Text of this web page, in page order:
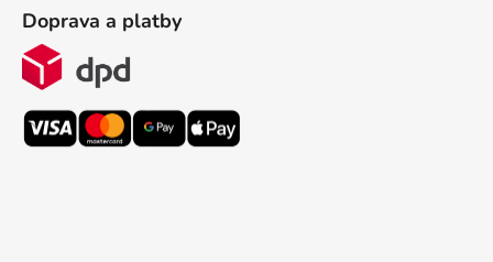
Doprava a platby